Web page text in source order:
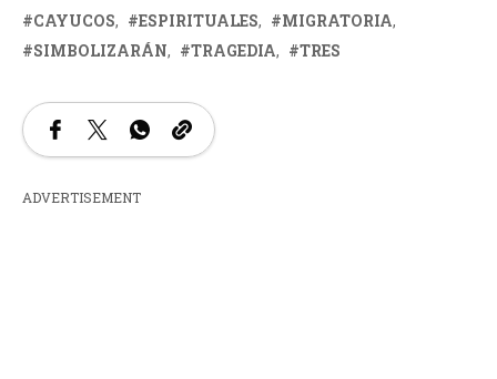
CAYUCOS ESPIRITUALES
MIGRATORIA
SIMBOLIZARÁN
TRAGEDIA TRES
ADVERTISEMENT